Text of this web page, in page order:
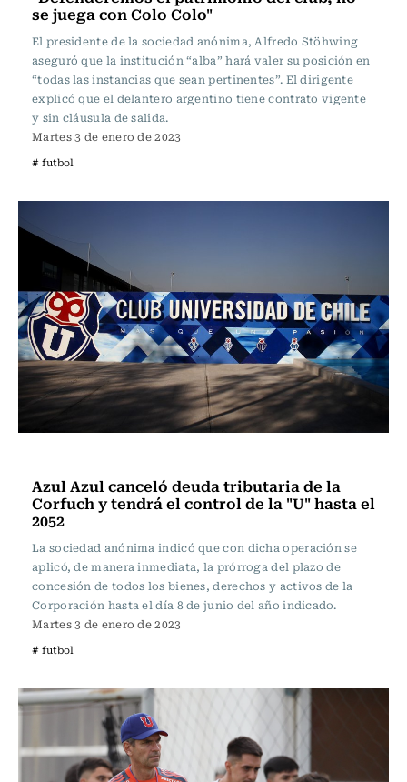
se juega con Colo Colo"
El presidente de la sociedad anónima, Alfredo Stöhwing
aseguró que la institución “alba” hará valer su posición en
“todas las instancias que sean pertinentes”. El dirigente
explicó que el delantero argentino tiene contrato vigente
y sin cláusula de salida.
Martes 3 de enero de 2023
# futbol
Azul Azul canceló deuda tributaria de la
Corfuch y tendrá el control de la "U" hasta el
2052
La sociedad anónima indicó que con dicha operación se
aplicó, de manera inmediata, la prórroga del plazo de
concesión de todos los bienes, derechos y activos de la
Corporación hasta el día 8 de junio del año indicado.
Martes 3 de enero de 2023
# futbol